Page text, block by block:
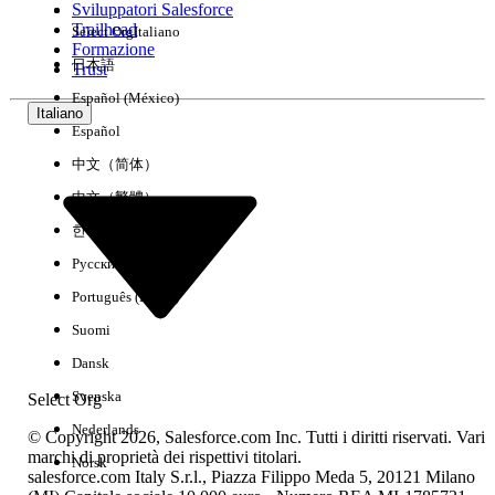
Esperienza
Nessun risultato
Sviluppatori Salesforce
Trailhead
Formazione
Trust
Italiano
Select Org
Select OrgItaliano
日本語
Español (México)
Español
中文（简体）
中文（繁體）
한국어
Русский
Português (Brasil)
Suomi
Dansk
Svenska
Nederlands
Norsk
© Copyright 2026, Salesforce.com Inc. Tutti i diritti riservati. Vari
marchi di proprietà dei rispettivi titolari.
salesforce.com Italy S.r.l., Piazza Filippo Meda 5, 20121 Milano